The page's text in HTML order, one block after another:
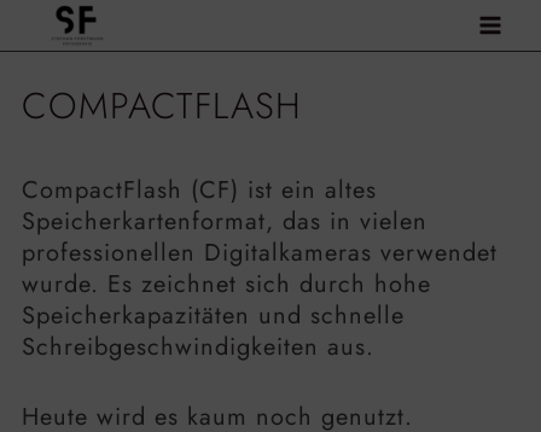
Inhalt
COMPACTFLASH
CompactFlash (CF) ist ein altes
Speicherkartenformat, das in vielen
professionellen Digitalkameras verwendet
wurde. Es zeichnet sich durch hohe
Speicherkapazitäten und schnelle
Schreibgeschwindigkeiten aus.
Heute wird es kaum noch genutzt.